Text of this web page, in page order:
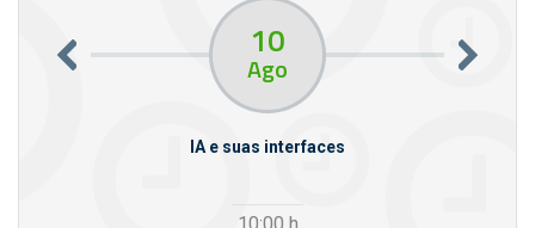
10
Ago
IA e suas interfaces